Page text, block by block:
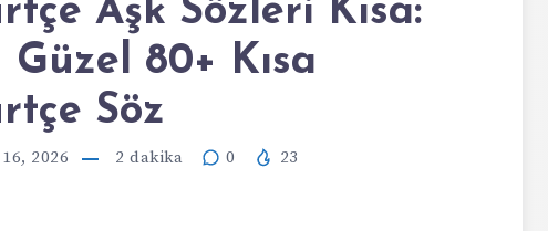
Aşk Sözleri Kısa:
Güzel 80+ Kısa
Söz
2026 2 dakika 0 23